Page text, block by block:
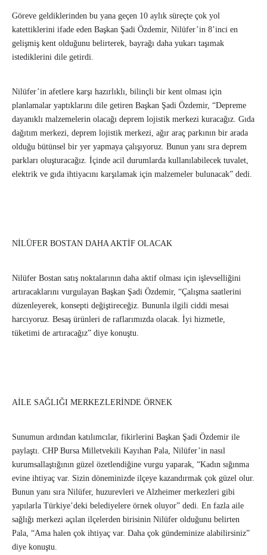
Göreve geldiklerinden bu yana geçen 10 aylık süreçte çok yol
katettiklerini ifade eden Başkan Şadi Özdemir, Nilüfer’in 8’inci en
gelişmiş kent olduğunu belirterek, bayrağı daha yukarı taşımak
istediklerini dile getirdi.
Nilüfer’in afetlere karşı hazırlıklı, bilinçli bir kent olması için
planlamalar yaptıklarını dile getiren Başkan Şadi Özdemir, “Depreme
dayanıklı malzemelerin olacağı deprem lojistik merkezi kuracağız. Gıda
dağıtım merkezi, deprem lojistik merkezi, ağır araç parkının bir arada
olduğu bütünsel bir yer yapmaya çalışıyoruz. Bunun yanı sıra deprem
parkları oluşturacağız. İçinde acil durumlarda kullanılabilecek tuvalet,
elektrik ve gıda ihtiyacını karşılamak için malzemeler bulunacak” dedi.
NİLÜFER BOSTAN DAHA AKTİF OLACAK
Nilüfer Bostan satış noktalarının daha aktif olması için işlevselliğini
artıracaklarını vurgulayan Başkan Şadi Özdemir, “Çalışma saatlerini
düzenleyerek, konsepti değiştireceğiz. Bununla ilgili ciddi mesai
harcıyoruz. Besaş ürünleri de raflarımızda olacak. İyi hizmetle,
tüketimi de artıracağız” diye konuştu.
AİLE SAĞLIĞI MERKEZLERİNDE ÖRNEK
Sunumun ardından katılımcılar, fikirlerini Başkan Şadi Özdemir ile
paylaştı. CHP Bursa Milletvekili Kayıhan Pala, Nilüfer’in nasıl
kurumsallaştığının güzel özetlendiğine vurgu yaparak, “Kadın sığınma
evine ihtiyaç var. Sizin döneminizde ilçeye kazandırmak çok güzel olur.
Bunun yanı sıra Nilüfer, huzurevleri ve Alzheimer merkezleri gibi
yapılarla Türkiye’deki belediyelere örnek oluyor” dedi. En fazla aile
sağlığı merkezi açılan ilçelerden birisinin Nilüfer olduğunu belirten
Pala, “Ama halen çok ihtiyaç var. Daha çok gündeminize alabilirsiniz”
diye konuştu.